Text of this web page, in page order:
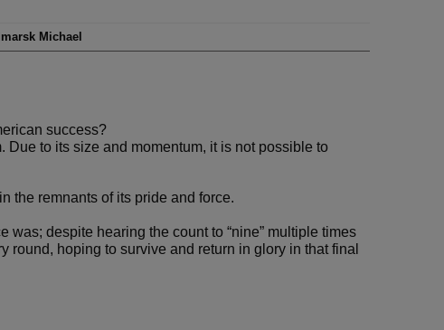
Michael
success?
Due to its size and momentum, it is not possible to
the remnants of its pride and force.
despite hearing the count to “nine” multiple times
hoping to survive and return in glory in that final